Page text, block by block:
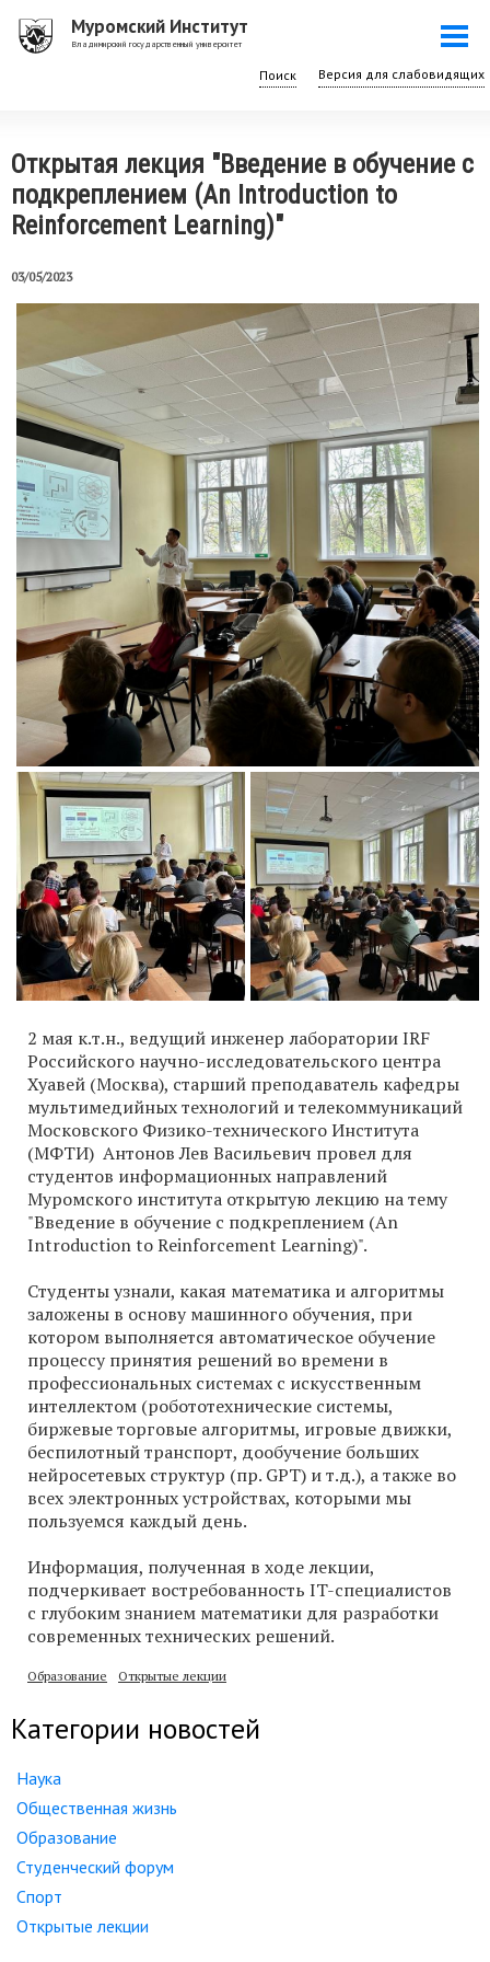
Перейти
Муромский Институт
Владимирский государственный университет
Поиск
Открытая лекция "Введение в обучение с
подкреплением (An Introduction to
Reinforcement Learning)"
03/05/2023
2 мая к.т.н., ведущий инженер лаборатории IRF
Российского научно-исследовательского центра
Хуавей (Москва), старший преподаватель кафедры
мультимедийных технологий и телекоммуникаций
Московского Физико-технического Института
(МФТИ) Антонов Лев Васильевич провел для
студентов информационных направлений
Муромского института открытую лекцию на тему
"Введение в обучение с подкреплением (An
Introduction to Reinforcement Learning)".
Студенты узнали, какая математика и алгоритмы
заложены в основу машинного обучения, при
котором выполняется автоматическое обучение
процессу принятия решений во времени в
профессиональных системах с искусственным
интеллектом (робототехнические системы,
биржевые торговые алгоритмы, игровые движки,
беспилотный транспорт, дообучение больших
нейросетевых структур (пр. GPT) и т.д.), а также во
всех электронных устройствах, которыми мы
пользуемся каждый день.
Информация, полученная в ходе лекции,
подчеркивает востребованность IT-специалистов
с глубоким знанием математики для разработки
современных технических решений.
Образование Открытые лекции
Категории новостей
Наука
Общественная жизнь
Образование
Студенческий форум
Спорт
Открытые лекции